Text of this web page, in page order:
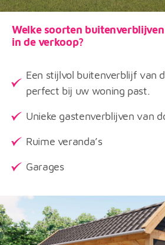
Welke soorten
in de verkoop?
Een stijlvol buitenverblijf van
perfect bij uw woning past.
Unieke gastenverblijven van
Ruime veranda’s
Garages